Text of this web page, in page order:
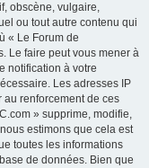
obscène, vulgaire,
ou tout autre contenu qui
« Le Forum de
Le faire peut vous mener à
notification à votre
Les adresses IP
renforcement de ces
» supprime, modifie,
estimons que cela est
toutes les informations
de données. Bien que